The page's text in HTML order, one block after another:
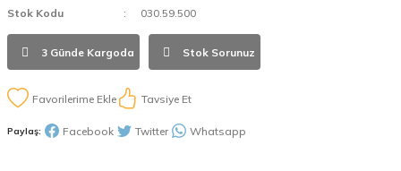
Stok Kodu
030.59.500
3 Günde Kargoda Stok Sorunuz
Tavsiye Et
Paylaş: Facebook Twitter Whatsapp